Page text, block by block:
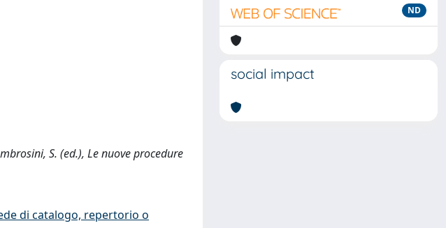
S. (ed.), Le nuove procedure
di catalogo, repertorio o
ND
social impact